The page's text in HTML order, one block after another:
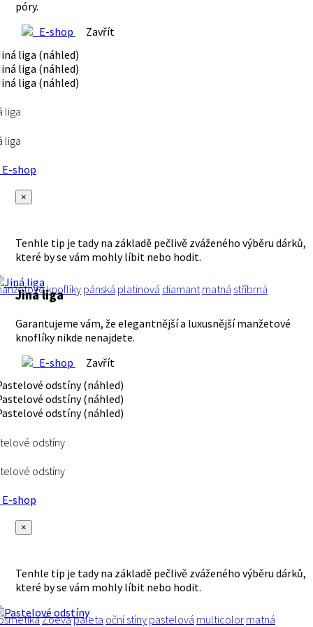
póry.
E-shop
Zavřít
liga
liga
shop
×
Tenhle tip je tady na základě pečlivě zváženého výběru dárků,
které by se vám mohly líbit nebo hodit.
knoflíky pánská platinová diamant matná stříbrná
Jiná liga
Garantujeme vám, že elegantnější a luxusnější manžetové
knoflíky nikde nenajdete.
E-shop
Zavřít
odstíny
odstíny
shop
×
Tenhle tip je tady na základě pečlivě zváženého výběru dárků,
které by se vám mohly líbit nebo hodit.
Zoevapaleta oční stíny pastelová multicolor matná